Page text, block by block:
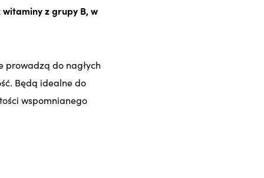
witaminy z grupy B, w
prowadzą do nagłych
Będą idealne do
wspomnianego